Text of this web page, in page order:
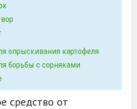
опрыскивания картофеля
борьбы с сорняками
средство от